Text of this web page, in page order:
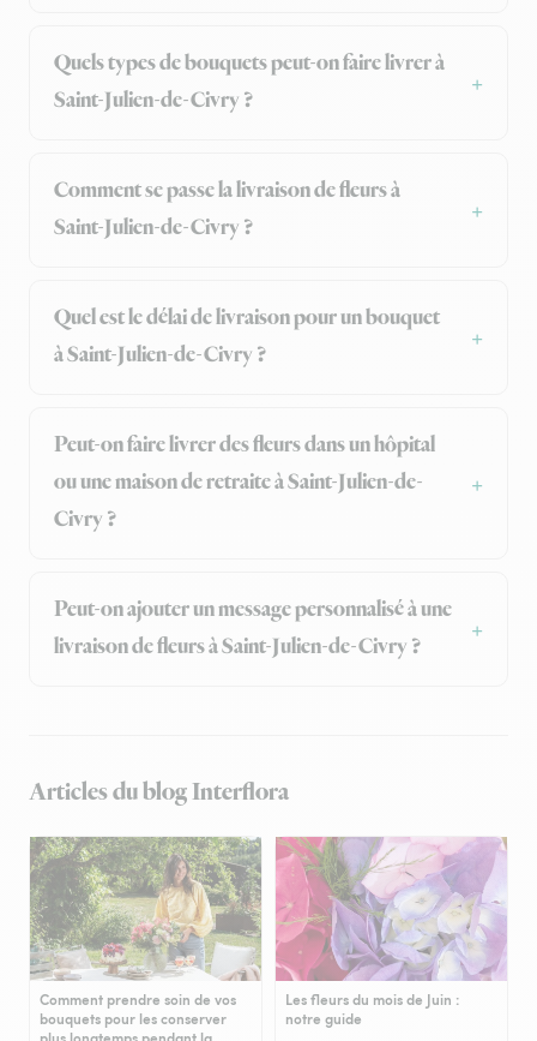
Quels types de bouquets peut-on faire livrer à
Saint-Julien-de-Civry ?
Comment se passe la livraison de fleurs à
Saint-Julien-de-Civry ?
Quel est le délai de livraison pour un bouquet
à Saint-Julien-de-Civry ?
Peut-on faire livrer des fleurs dans un hôpital
ou une maison de retraite à Saint-Julien-de-
Civry ?
Peut-on ajouter un message personnalisé à une
livraison de fleurs à Saint-Julien-de-Civry ?
Articles du blog Interflora
Comment prendre soin de vos
bouquets pour les conserver
Les fleurs du mois de Juin :
notre guide